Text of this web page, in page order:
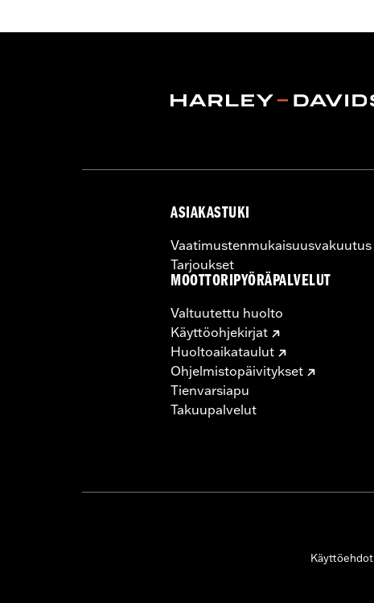
In the Box:Air filter only
ASIAKASTUKI
Vaatimustenmukaisuusvakuutus
Tarjoukset
MOOTTORIPYÖRÄPALVELUT
Valtuutettu huolto
Käyttöohjekirjat
Huoltoaikataulut
Ohjelmistopäivitykset
Tienvarsiapu
Takuupalvelut
Käyttöehdot